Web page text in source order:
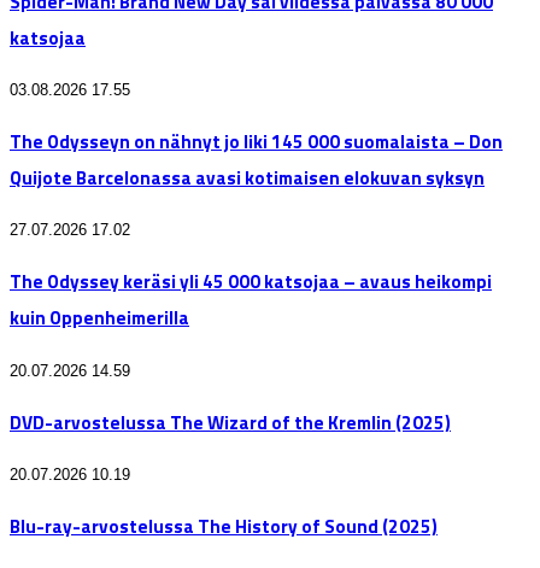
katsojaa
03.08.2026 17.55
The Odysseyn on nähnyt jo liki 145 000 suomalaista – Don
Quijote Barcelonassa avasi kotimaisen elokuvan syksyn
27.07.2026 17.02
The Odyssey keräsi yli 45 000 katsojaa – avaus heikompi
kuin Oppenheimerilla
20.07.2026 14.59
DVD-arvostelussa The Wizard of the Kremlin (2025)
20.07.2026 10.19
Blu-ray-arvostelussa The History of Sound (2025)